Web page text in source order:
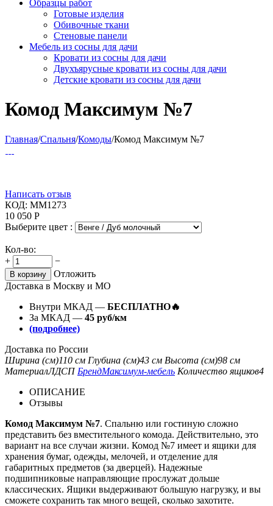
Образцы работ
Готовые изделия
Обивочные ткани
Стеновые панели
Мебель из сосны для дачи
Кровати из сосны для дачи
Двухъярусные кровати из сосны для дачи
Детские кровати из сосны для дачи
Комод Максимум №7
Главная/Спальня/Комоды/Комод Максимум №7
Написать отзыв
КОД: ММ1273
10 050 Р
Выберите цвет :
Кол-во:
+
−
В корзину
Отложить
Доставка в Москву и МО
Внутри МКАД — БЕСПЛАТНО🔥
За МКАД — 45 руб/км
(подробнее)
Доставка по России
Ширина (см)110 см Глубина (см)43 см Высота (см)98 см
МатериалЛДСП БрендМаксимум-мебель Количество ящиков4
ОПИСАНИЕ
Отзывы
Комод Максимум №7. Спальню или гостиную сложно
представить без вместительного комода. Действительно, это
вариант на все случаи жизни. Комод №7 имеет и ящики для
хранения бумаг, одежды, мелочей, и отделение для
габаритных предметов (за дверцей). Надежные
подшипниковые направляющие прослужат дольше
классических. Ящики выдерживают большую нагрузку, и вы
сможете сохранить так много вещей, сколько захотите.